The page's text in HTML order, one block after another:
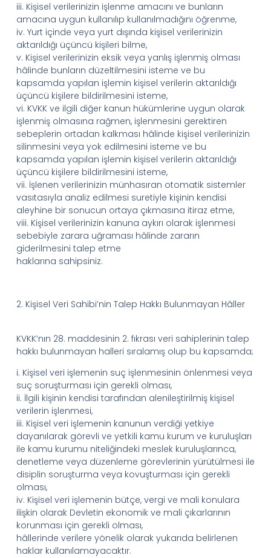
iii. Kişisel verilerinizin işlenme amacını ve bunların
amacına uygun kullanılıp kullanılmadığını öğrenme,
iv. Yurt içinde veya yurt dışında kişisel verilerinizin
aktarıldığı üçüncü kişileri bilme,
v. Kişisel verilerinizin eksik veya yanlış işlenmiş olması
hâlinde bunların düzeltilmesini isteme ve bu
kapsamda yapılan işlemin kişisel verilerin aktarıldığı
üçüncü kişilere bildirilmesini isteme,
vi. KVKK ve ilgili diğer kanun hükümlerine uygun olarak
işlenmiş olmasına rağmen, işlenmesini gerektiren
sebeplerin ortadan kalkması hâlinde kişisel verilerinizin
silinmesini veya yok edilmesini isteme ve bu
kapsamda yapılan işlemin kişisel verilerin aktarıldığı
üçüncü kişilere bildirilmesini isteme,
vii. İşlenen verilerinizin münhasıran otomatik sistemler
vasıtasıyla analiz edilmesi suretiyle kişinin kendisi
aleyhine bir sonucun ortaya çıkmasına itiraz etme,
viii. Kişisel verilerinizin kanuna aykırı olarak işlenmesi
sebebiyle zarara uğraması hâlinde zararın
giderilmesini talep etme
haklarına sahipsiniz.
2. Kişisel Veri Sahibi’nin Talep Hakkı Bulunmayan Hâller
KVKK’nın 28. maddesinin 2. fıkrası veri sahiplerinin talep
hakkı bulunmayan halleri sıralamış olup bu kapsamda;
i. Kişisel veri işlemenin suç işlenmesinin önlenmesi veya
suç soruşturması için gerekli olması,
ii. İlgili kişinin kendisi tarafından alenileştirilmiş kişisel
verilerin işlenmesi,
iii. Kişisel veri işlemenin kanunun verdiği yetkiye
dayanılarak görevli ve yetkili kamu kurum ve kuruluşları
ile kamu kurumu niteliğindeki meslek kuruluşlarınca,
denetleme veya düzenleme görevlerinin yürütülmesi ile
disiplin soruşturma veya kovuşturması için gerekli
olması,
iv. Kişisel veri işlemenin bütçe, vergi ve mali konulara
ilişkin olarak Devletin ekonomik ve mali çıkarlarının
korunması için gerekli olması,
hâllerinde verilere yönelik olarak yukarıda belirlenen
haklar kullanılamayacaktır.